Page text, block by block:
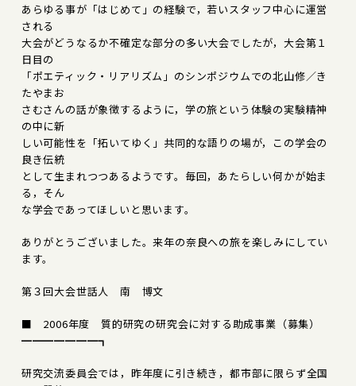
あらゆる事が「はじめて」の経験で，若いスタッフ中心に運営
される
大会がどうなるか不確定な部分の多い大会でしたが，大会第１
日目の
「ポエティック・リアリズム」のシンポジウムでの北山修／き
たやまお
さむさんの話が象徴するように，学の旅という体験の実験精神
の中に新
しい可能性を「拓いてゆく」共同的な語りの場が，この学会の
良き伝統
として生まれつつあるようです。毎回，あたらしい何かが始ま
る，そん
な学会であってほしいと思います。
ありがとうございました。来年の奈良への旅を楽しみにしてい
ます。
第３回大会世話人 南 博文
■ 2006年度 質的研究の研究会に対する助成事業（募集）
━━━━━━━┓
研究交流委員会では，昨年度に引き続き，都市部に限らず全国